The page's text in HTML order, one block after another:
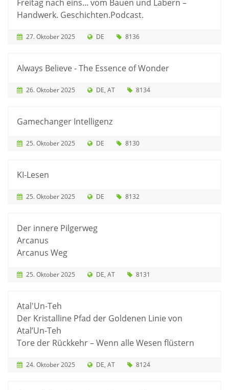
Freitag nach eins... vom Bauen und Labern –
Handwerk. Geschichten.Podcast.
27. Oktober 2025 DE 8136
Always Believe - The Essence of Wonder
26. Oktober 2025 DE AT 8134
Gamechanger Intelligenz
25. Oktober 2025 DE 8130
KI-Lesen
25. Oktober 2025 DE 8132
Der innere Pilgerweg
Arcanus
Arcanus Weg
25. Oktober 2025 DE AT 8131
Atal'Un-Teh
Der Kristalline Pfad der Goldenen Linie von
Atal’Un-Teh
Tore der Rückkehr – Wenn alle Wesen flüstern
24. Oktober 2025 DE AT 8124